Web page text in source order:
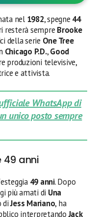
nel 1982, spegne 44
resterà sempre Brooke
della serie One Tree
Chicago P.D.,Good
produzioni televisive,
e attivista.
WhatsApp di
unico posto sempre
49 anni
49 anni. Dopo
più amati di Una
diJess Mariano, ha
interpretandoJack